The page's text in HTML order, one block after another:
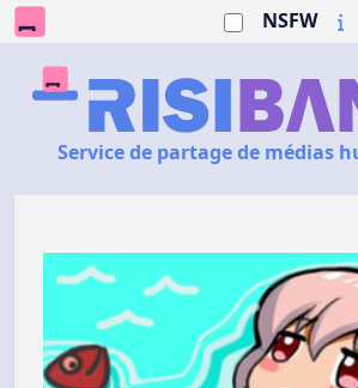
NSFW
Service de partage de médias